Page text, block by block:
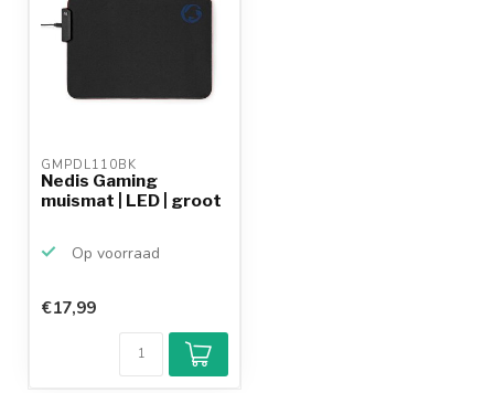
GMPDL110BK
Nedis Gaming
muismat | LED | groot
Op voorraad
€17,99